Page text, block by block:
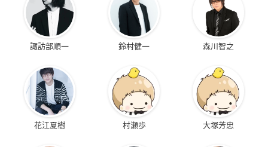
諏訪部順一 鈴村健一 森川智之
花江夏樹 村瀬歩 大塚芳忠